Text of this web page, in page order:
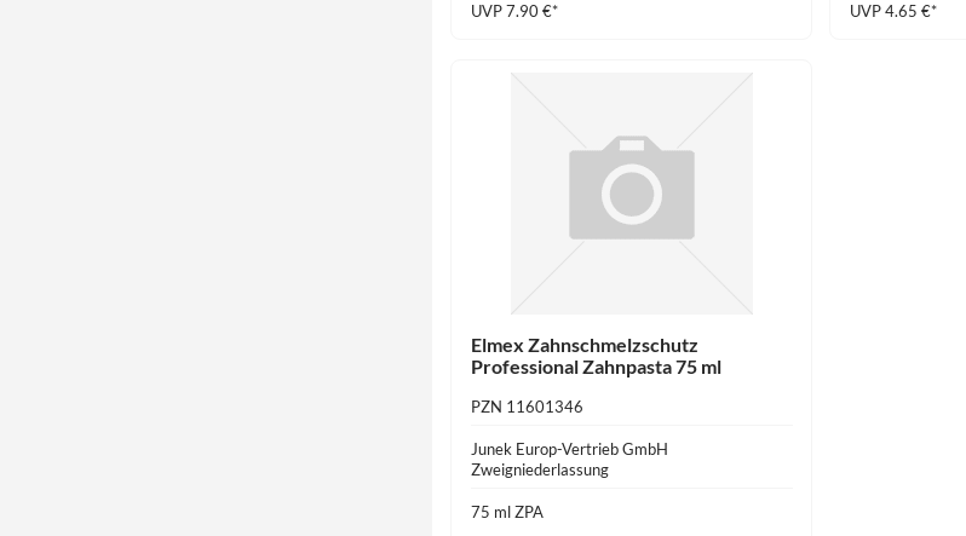
UVP 7.90 €*
UVP 4.65 €*
Elmex Zahnschmelzschutz
Professional Zahnpasta 75 ml
PZN 11601346
Junek Europ-Vertrieb GmbH
Zweigniederlassung
75 ml ZPA